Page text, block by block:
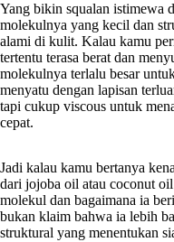
Yang bikin squalan istimewa
molekulnya yang kecil dan
alami di kulit. Kalau kamu
tertentu terasa berat dan
molekulnya terlalu besar
menyatu dengan lapisan
tapi cukup viscous untuk
cepat.
Jadi kalau kamu bertanya
dari jojoba oil atau coconut
molekul dan bagaimana ia
bukan klaim bahwa ia lebih
struktural yang menentukan